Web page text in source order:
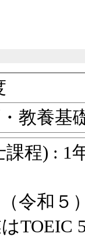
教養基
課程) : 1
令和５
TOEIC